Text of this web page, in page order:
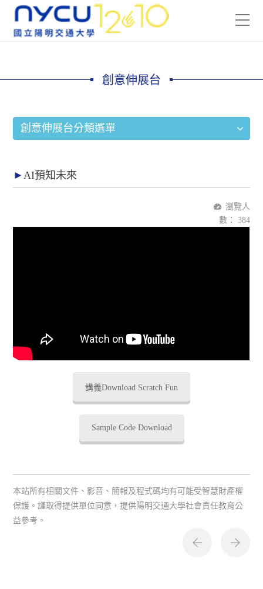
創意伸展台
創意伸展台分類選單
AI預知未來
瀏覽人
數： 384
講義Download Scratch Fun
Sample Code Download
本站所有相關文件、影音、簡報及程式碼均有可能受智慧財產權
保護。謹取得提供單位同意，提供陽明交通大學社會責任教育公
益參考。